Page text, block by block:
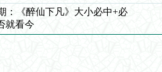
：《醉仙下凡》大小必中+必
就看今